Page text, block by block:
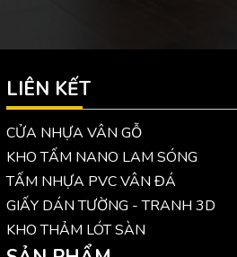
LIÊN KẾT
CỬA NHỰA VÂN GỖ
KHO TẤM NANO LAM SÓNG
TẤM NHỰA PVC VÂN ĐÁ
GIẤY DÁN TƯỜNG - TRANH 3D
KHO THẢM LÓT SÀN